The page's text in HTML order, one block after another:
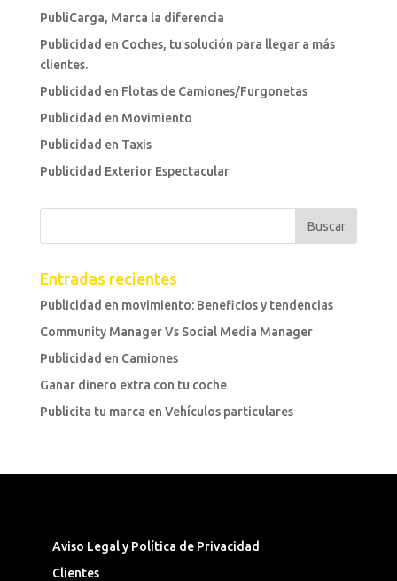
PubliCarga, Marca la diferencia
Publicidad en Coches, tu solución para llegar a más
clientes.
Publicidad en Flotas de Camiones/Furgonetas
Publicidad en Movimiento
Publicidad en Taxis
Publicidad Exterior Espectacular
Entradas recientes
Publicidad en movimiento: Beneficios y tendencias
Community Manager Vs Social Media Manager
Publicidad en Camiones
Ganar dinero extra con tu coche
Publicita tu marca en Vehículos particulares
Aviso Legal y Política de Privacidad
Clientes